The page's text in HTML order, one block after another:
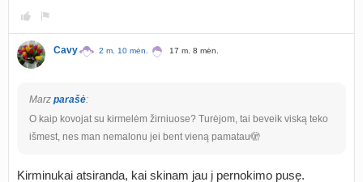
Cavy 2 m. 10 mėn. 17 m. 8 mėn.
Marz parašė:
O kaip kovojat su kirmelėm žirniuose? Turėjom, tai beveik viską teko
išmest, nes man nemalonu jei bent vieną pamatau🫣
Kirminukai atsiranda, kai skinam jau į pernokimo pusę.